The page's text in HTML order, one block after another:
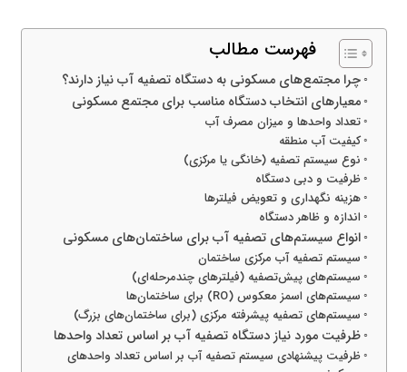
فهرست مطالب
چرا مجتمع‌های مسکونی به دستگاه تصفیه آب نیاز دارند؟
معیارهای انتخاب دستگاه مناسب برای مجتمع مسکونی
تعداد واحدها و میزان مصرف آب
کیفیت آب منطقه
نوع سیستم تصفیه (خانگی یا مرکزی)
ظرفیت و دبی دستگاه
هزینه نگهداری و تعویض فیلترها
اندازه و ظاهر دستگاه
انواع سیستم‌های تصفیه آب برای ساختمان‌های مسکونی
سیستم تصفیه آب مرکزی ساختمان
سیستم‌های پیش‌تصفیه (فیلترهای چندمرحله‌ای)
سیستم‌های اسمز معکوس (RO) برای ساختمان‌ها
سیستم‌های تصفیه پیشرفته مرکزی (برای ساختمان‌های بزرگ)
ظرفیت مورد نیاز دستگاه تصفیه آب بر اساس تعداد واحدها
ظرفیت پیشنهادی سیستم تصفیه آب بر اساس تعداد واحدهای